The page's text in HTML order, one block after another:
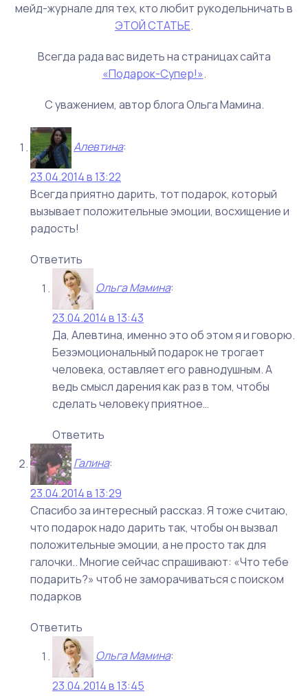
мейд-журнале для тех, кто любит рукодельничать в
ЭТОЙ СТАТЬЕ.
Всегда рада вас видеть на страницах сайта
«Подарок-Супер!».
С уважением, автор блога Ольга Мамина.
Алевтина:
23.04.2014 в 13:22
Всегда приятно дарить, тот подарок, который
вызывает положительные эмоции, восхищение и
радость!
Ответить
Ольга Мамина:
23.04.2014 в 13:43
Да, Алевтина, именно это об этом я и говорю.
Безэмоциональный подарок не трогает
человека, оставляет его равнодушным. А
ведь смысл дарения как раз в том, чтобы
сделать человеку приятное…
Ответить
Галина:
23.04.2014 в 13:29
Спасибо за интересный рассказ. Я тоже считаю,
что подарок надо дарить так, чтобы он вызвал
положительные эмоции, а не просто так для
галочки.. Многие сейчас спрашивают: «Что тебе
подарить?» чтоб не заморачиваться с поиском
подарков
Ответить
Ольга Мамина:
23.04.2014 в 13:45